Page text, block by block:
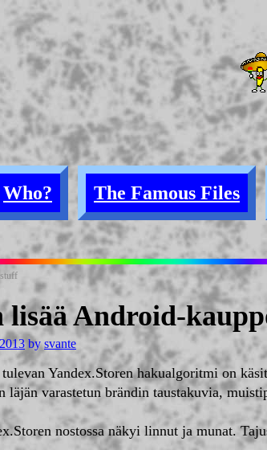
Who? The Famous Files
lisää Android-
by svante
Yandex.Storen hakualgoritmi on
läjän varastetun brändin taustakuvia,
nostossa näkyi linnut ja munat.